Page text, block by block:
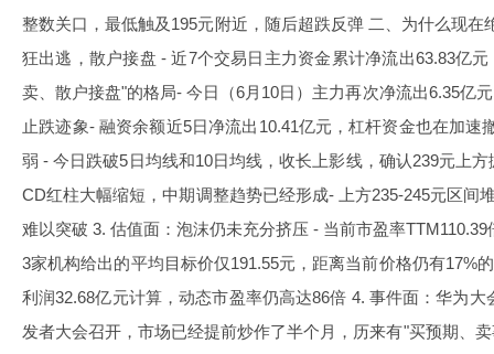
整数关口，最低触及195元附近，随后超跌反弹 二、为什么现在
狂出逃，散户接盘 - 近7个交易日主力资金累计净流出63.83亿
卖、散户接盘"的格局- 今日（6月10日）主力再次净流出6.35亿
止跌迹象- 融资余额近5日净流出10.41亿元，杠杆资金也在加速
弱 - 今日跌破5日均线和10日均线，收长上影线，确认239元上
CD红柱大幅缩短，中期调整趋势已经形成- 上方235-245元区间
难以突破 3. 估值面：泡沫仍未充分挤压 - 当前市盈率
3家机构给出的平均目标价仅191.55元，距离当前价格仍有17%
利润32.68亿元计算，动态市盈率仍高达86倍 4. 事件面：华为
发者大会召开，市场已经提前炒作了半个月，历来有"买预期、